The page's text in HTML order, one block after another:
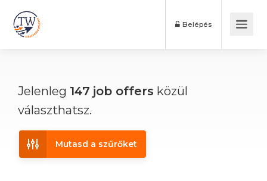
Belépés
Jelenleg 147 job offers közül
választhatsz.
Mutasd a szűrőket